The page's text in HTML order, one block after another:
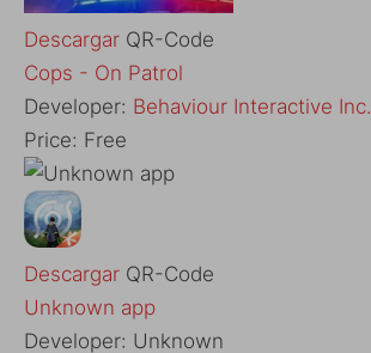
Descargar QR-Code
Cops - On Patrol
Developer: Behaviour Interactive Inc.
Price: Free
Descargar QR-Code
Unknown app
Developer: Unknown